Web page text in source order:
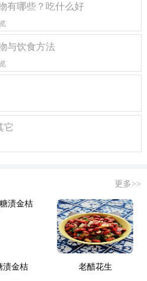
有哪些？吃什么好
与饮食方法
它
更多>>
渍金桔 老醋花生